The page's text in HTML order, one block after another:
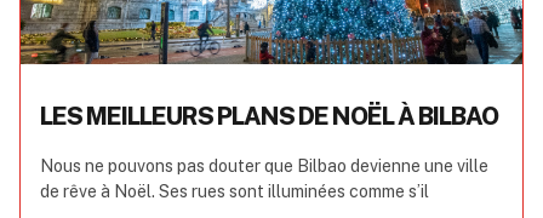
LES MEILLEURS PLANS DE NOËL À BILBAO
Nous ne pouvons pas douter que Bilbao devienne une ville
de rêve à Noël. Ses rues sont illuminées comme s’il